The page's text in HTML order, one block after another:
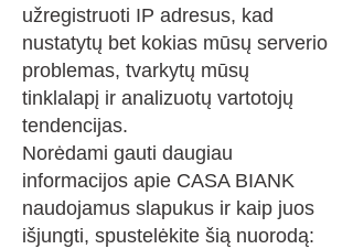
užregistruoti IP adresus, kad
nustatytų bet kokias mūsų serverio
problemas, tvarkytų mūsų
tinklalapį ir analizuotų vartotojų
tendencijas.
Norėdami gauti daugiau
informacijos apie CASA BIANK
naudojamus slapukus ir kaip juos
išjungti, spustelėkite šią nuorodą: